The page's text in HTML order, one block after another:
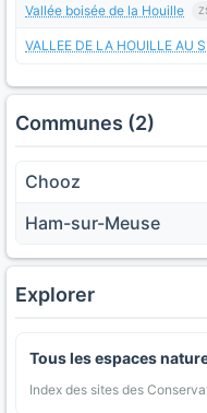
Vallée boisée de la Houille
VALLEE DE LA HOUILLE AU
Communes (2)
Chooz
Ham-sur-Meuse
Explorer
Tous les espaces
Index des sites des